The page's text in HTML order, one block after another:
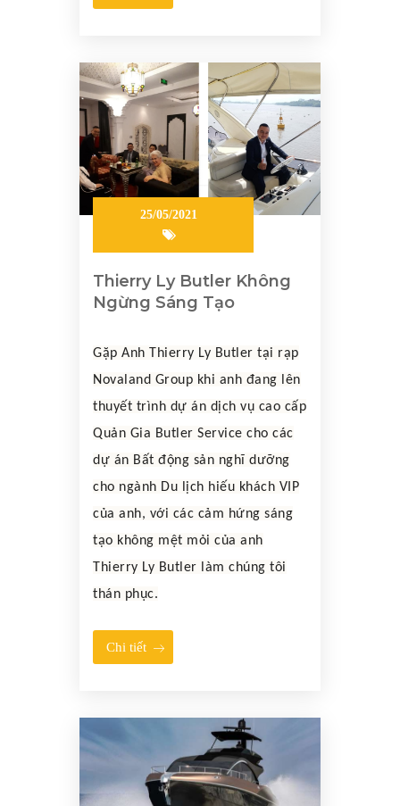
25/05/2021
Thierry Ly Butler Không
Ngừng Sáng Tạo
Gặp Anh Thierry Ly Butler tại rạp
Novaland Group khi anh đang lên
thuyết trình dự án dịch vụ cao cấp
Quản Gia Butler Service cho các
dự án Bất động sản nghĩ dưỡng
cho ngành Du lịch hiếu khách VIP
của anh, với các cảm hứng sáng
tạo không mệt mỏi của anh
Thierry Ly Butler làm chúng tôi
thán phục.
Chi tiết